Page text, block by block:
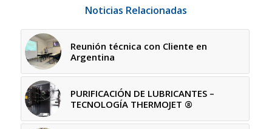
Noticias Relacionadas
Reunión técnica con Cliente en
Argentina
PURIFICACIÓN DE LUBRICANTES –
TECNOLOGÍA THERMOJET ®